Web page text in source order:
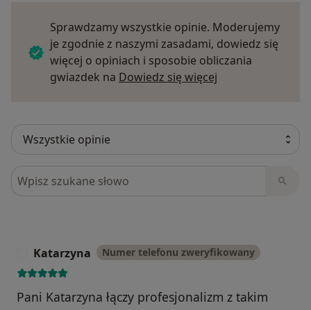
Sprawdzamy wszystkie opinie. Moderujemy
je zgodnie z naszymi zasadami, dowiedz się
więcej o opiniach i sposobie obliczania
gwiazdek na Dowiedz się więcej
Szukaj w opiniach
Katarzyna Numer telefonu zweryfikowany
Pani Katarzyna łączy profesjonalizm z takim